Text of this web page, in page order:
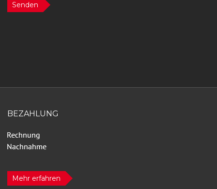
Senden
BEZAHLUNG
Mehr erfahren